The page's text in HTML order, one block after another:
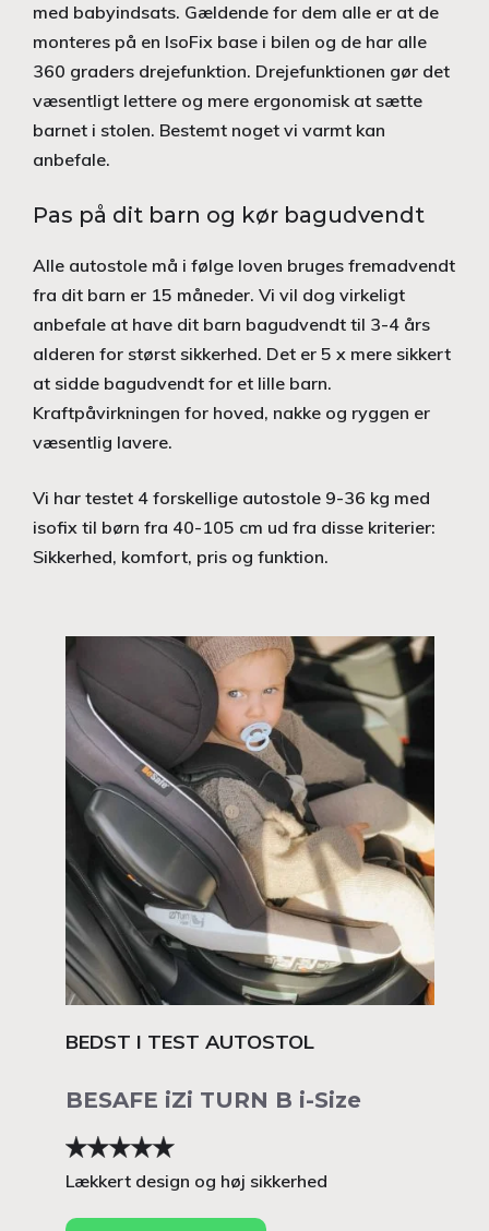
med babyindsats. Gældende for dem alle er at de
monteres på en IsoFix base i bilen og de har alle
360 graders drejefunktion. Drejefunktionen gør det
væsentligt lettere og mere ergonomisk at sætte
barnet i stolen. Bestemt noget vi varmt kan
anbefale.
Pas på dit barn og kør bagudvendt
Alle autostole må i følge loven bruges fremadvendt
fra dit barn er 15 måneder. Vi vil dog virkeligt
anbefale at have dit barn bagudvendt til 3-4 års
alderen for størst sikkerhed. Det er 5 x mere sikkert
at sidde bagudvendt for et lille barn.
Kraftpåvirkningen for hoved, nakke og ryggen er
væsentlig lavere.
Vi har testet 4 forskellige autostole 9-36 kg med
isofix til børn fra 40-105 cm ud fra disse kriterier:
Sikkerhed, komfort, pris og funktion.
BEDST I TEST AUTOSTOL
BESAFE iZi TURN B i-Size
Lækkert design og høj sikkerhed